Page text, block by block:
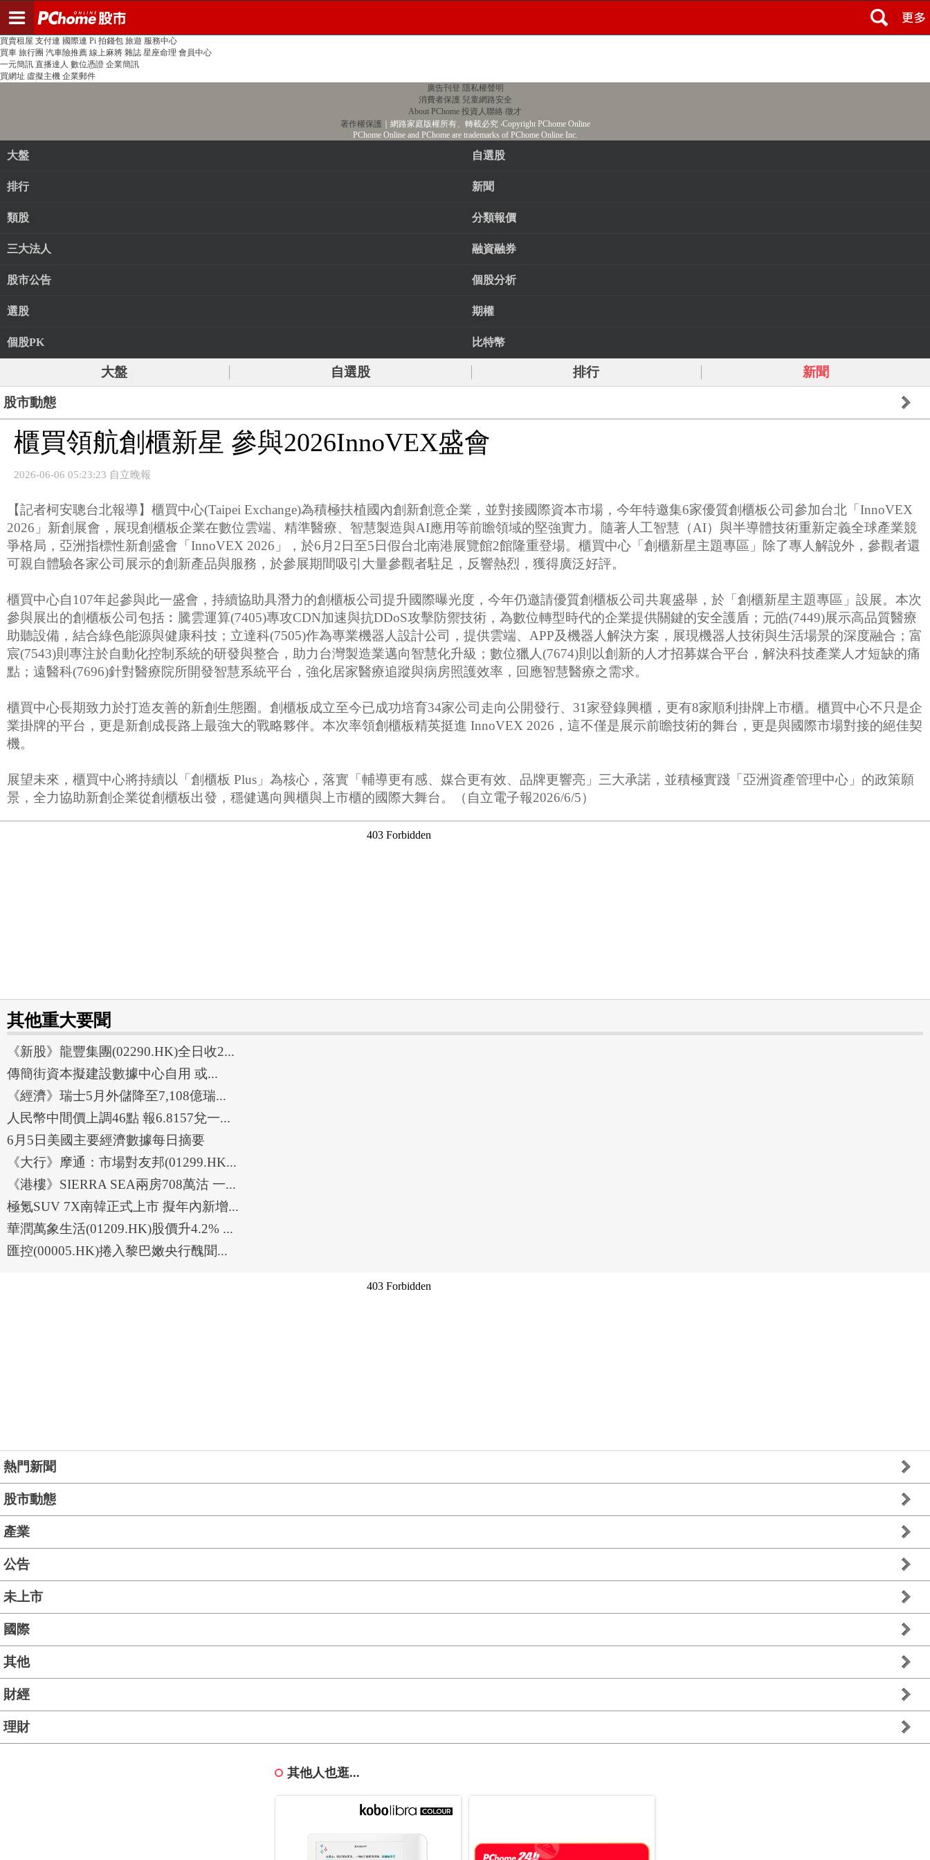
PChome首頁 線上購物 24h購物 書店
買賣租屋 支付連 國際連 Pi 拍錢包 旅遊 服務中心
買車 旅行團 汽車險推薦 線上麻將 雜誌 星座命理 會員中心
一元簡訊 直播達人 數位憑證 企業簡訊
買網址 虛擬主機 企業郵件
廣告刊登 隱私權聲明
消費者保護 兒童網路安全
About PChome 投資人聯絡 徵才
著作權保護 ｜網路家庭版權所有、轉載必究‧Copyright PChome Online
PChome Online and PChome are trademarks of PChome Online Inc.
大盤 自選股
排行 新聞
類股 分類報價
三大法人 融資融券
股市公告 個股分析
選股 期權
個股PK 比特幣
大盤 自選股 排行 新聞
股市動態
櫃買領航創櫃新星 參與2026InnoVEX盛會
2026-06-06 05:23:23 自立晚報
【記者柯安聰台北報導】櫃買中心(Taipei Exchange)為積極扶植國內創新創意企業，並對接國際資本市場，今年特邀集6家優質創櫃板公司參加台北「InnoVEX
2026」新創展會，展現創櫃板企業在數位雲端、精準醫療、智慧製造與AI應用等前瞻領域的堅強實力。隨著人工智慧（AI）與半導體技術重新定義全球產業競
爭格局，亞洲指標性新創盛會「InnoVEX 2026」，於6月2日至5日假台北南港展覽館2館隆重登場。櫃買中心「創櫃新星主題專區」除了專人解說外，參觀者還
可親自體驗各家公司展示的創新產品與服務，於參展期間吸引大量參觀者駐足，反響熱烈，獲得廣泛好評。
櫃買中心自107年起參與此一盛會，持續協助具潛力的創櫃板公司提升國際曝光度，今年仍邀請優質創櫃板公司共襄盛舉，於「創櫃新星主題專區」設展。本次
參與展出的創櫃板公司包括︰騰雲運算(7405)專攻CDN加速與抗DDoS攻擊防禦技術，為數位轉型時代的企業提供關鍵的安全護盾；元皓(7449)展示高品質醫療
助聽設備，結合綠色能源與健康科技；立達科(7505)作為專業機器人設計公司，提供雲端、APP及機器人解決方案，展現機器人技術與生活場景的深度融合；富
宸(7543)則專注於自動化控制系統的研發與整合，助力台灣製造業邁向智慧化升級；數位獵人(7674)則以創新的人才招募媒合平台，解決科技產業人才短缺的痛
點；遠醫科(7696)針對醫療院所開發智慧系統平台，強化居家醫療追蹤與病房照護效率，回應智慧醫療之需求。
櫃買中心長期致力於打造友善的新創生態圈。創櫃板成立至今已成功培育34家公司走向公開發行、31家登錄興櫃，更有8家順利掛牌上市櫃。櫃買中心不只是企
業掛牌的平台，更是新創成長路上最強大的戰略夥伴。本次率領創櫃板精英挺進 InnoVEX 2026，這不僅是展示前瞻技術的舞台，更是與國際市場對接的絕佳契
機。
展望未來，櫃買中心將持續以「創櫃板 Plus」為核心，落實「輔導更有感、媒合更有效、品牌更響亮」三大承諾，並積極實踐「亞洲資產管理中心」的政策願
景，全力協助新創企業從創櫃板出發，穩健邁向興櫃與上市櫃的國際大舞台。（自立電子報2026/6/5）
其他重大要聞
《新股》龍豐集團(02290.HK)全日收2...
傳簡街資本擬建設數據中心自用 或...
《經濟》瑞士5月外儲降至7,108億瑞...
人民幣中間價上調46點 報6.8157兌一...
6月5日美國主要經濟數據每日摘要
《大行》摩通：市場對友邦(01299.HK...
《港樓》SIERRA SEA兩房708萬沽 一...
極氪SUV 7X南韓正式上市 擬年內新增...
華潤萬象生活(01209.HK)股價升4.2% ...
匯控(00005.HK)捲入黎巴嫩央行醜聞...
熱門新聞
股市動態
產業
公告
未上市
國際
其他
財經
理財
其他人也逛...